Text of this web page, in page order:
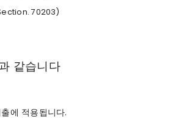
70203)
같습니다
에 적용됩니다.